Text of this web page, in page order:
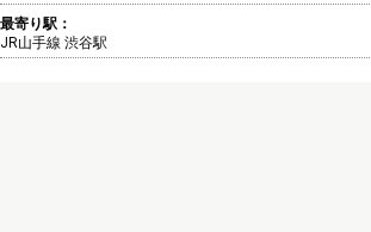
最寄り駅：
JR山手線 渋谷駅